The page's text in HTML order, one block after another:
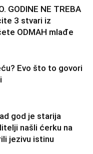
GODINE NE TREBA
3 stvari iz
ODMAH mlađe
Evo što to govori
god je starija
našli ćerku na
jezivu istinu